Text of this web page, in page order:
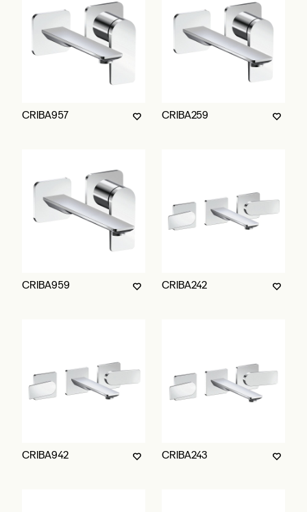
CRIBA957 CRIBA259
CRIBA959 CRIBA242
CRIBA942 CRIBA243